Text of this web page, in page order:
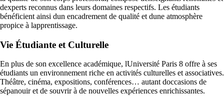
dexperts reconnus dans leurs domaines respectifs. Les étudiants
bénéficient ainsi dun encadrement de qualité et dune atmosphère
propice à lapprentissage.
Vie Étudiante et Culturelle
En plus de son excellence académique, lUniversité Paris 8 offre à ses
étudiants un environnement riche en activités culturelles et associatives.
Théâtre, cinéma, expositions, conférences… autant doccasions de
sépanouir et de souvrir à de nouvelles expériences enrichissantes.